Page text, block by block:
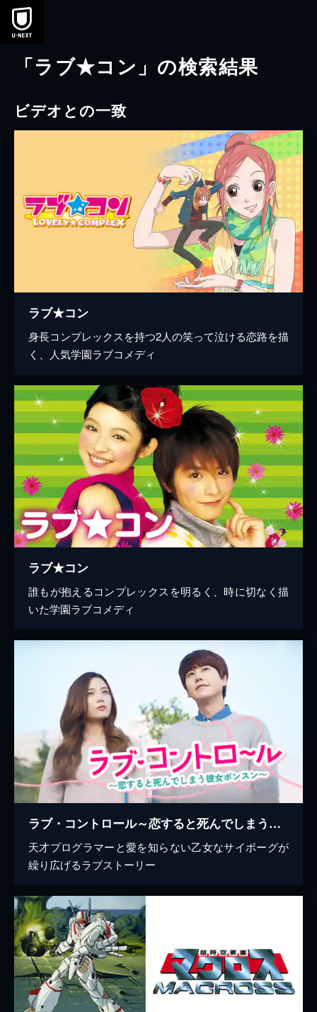
本文へスキップ
「ラブ★コン」の検索結果
ビデオとの一致
ラブ★コン
身長コンプレックスを持つ2人の笑って泣ける恋路を描
く、人気学園ラブコメディ
ラブ★コン
誰もが抱えるコンプレックスを明るく、時に切なく描
いた学園ラブコメディ
ラブ・コントロール～恋すると死んでしまう彼女ボンスン～
天才プログラマーと愛を知らない乙女なサイボーグが
繰り広げるラブストーリー